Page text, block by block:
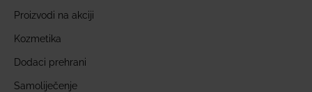
Proizvodi na akciji
Kozmetika
Dodaci prehrani
Samoliječenje